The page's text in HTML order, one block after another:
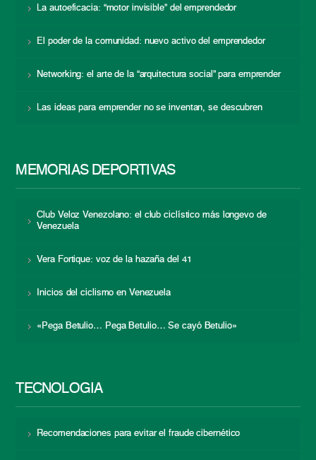
La autoeficacia: “motor invisible” del emprendedor
El poder de la comunidad: nuevo activo del emprendedor
Networking: el arte de la “arquitectura social” para emprender
Las ideas para emprender no se inventan, se descubren
MEMORIAS DEPORTIVAS
Club Veloz Venezolano: el club ciclístico más longevo de
Venezuela
Vera Fortique: voz de la hazaña del 41
Inicios del ciclismo en Venezuela
«Pega Betulio… Pega Betulio… Se cayó Betulio»
TECNOLOGÍA
Recomendaciones para evitar el fraude cibernético